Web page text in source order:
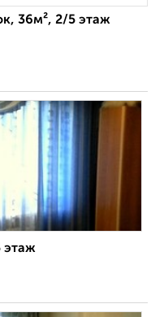
36м², 2/5 этаж
этаж